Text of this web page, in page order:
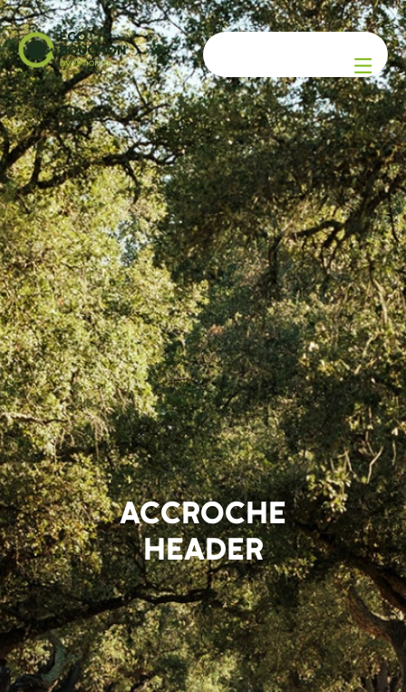
ACCROCHE
HEADER